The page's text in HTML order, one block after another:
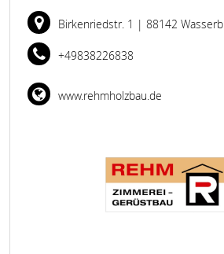
Birkenriedstr. 1 | 88142
+49838226838
www.rehmholzbau.de